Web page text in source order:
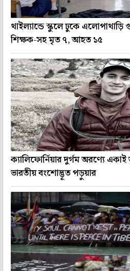
থাইল্যান্ডে স্কুলে ঢুকে এলোপাথাড়ি
শিক্ষক-সহ মৃত ৭, আহত ১৫
ক্যালিফোর্নিয়ার দুর্গম অরণ্যে একাই
ভারতীয় বংশোদ্ভূত পড়ুয়ার